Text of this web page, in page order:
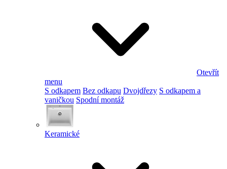
Otevřít
menu
S odkapem Bez odkapu Dvojdřezy S odkapem a
vaničkou Spodní montáž
Keramické